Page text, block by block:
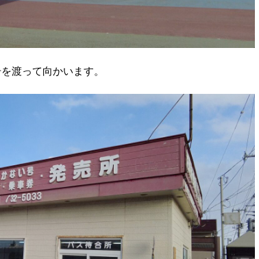
渡って向かいます。